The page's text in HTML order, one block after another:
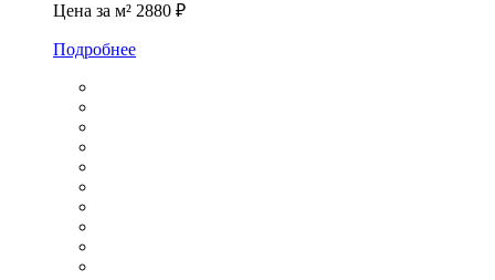
Цена за м² 2880 ₽
Подробнее